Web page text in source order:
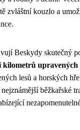
zvláštní kouzlo a
Beskydy skutečný
upravených
lesů a horských
běžkařské